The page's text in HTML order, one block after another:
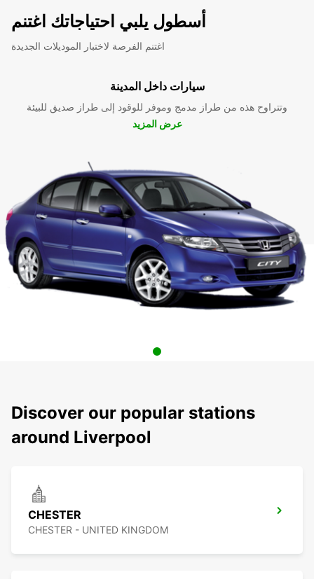
أسطول يلبي احتياجاتك اغتنم
اغتنم الفرصة لاختبار الموديلات الجديدة
سيارات داخل المدينة
وتتراوح هذه من طراز مدمج وموفر للوقود إلى طراز صديق للبيئة
عرض المزيد
Discover our popular stations
around Liverpool
CHESTER
CHESTER - UNITED KINGDOM